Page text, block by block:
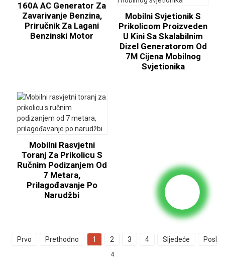
160A AC Generator Za
Zavarivanje Benzina,
Priručnik Za Lagani
Benzinski Motor
Mobilni Svjetionik S
Prikolicom Proizveden
U Kini Sa Skalabilnim
Dizel Generatorom Od
7M Cijena Mobilnog
Svjetionika
Mobilni Rasvjetni
Toranj Za Prikolicu S
Ručnim Podizanjem Od
7 Metara,
Prilagođavanje Po
Narudžbi
Prvo Prethodno 1 2 3 4 Sljedeće
4